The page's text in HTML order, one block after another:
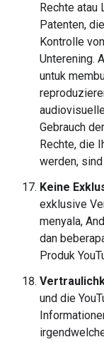
Rechte atau
Patenten,
Kontrolle
Unterening.
untuk
Gebrauch
Rechte, die
werden,
Keine
exklusive
menyala,
dan
Produk
und die